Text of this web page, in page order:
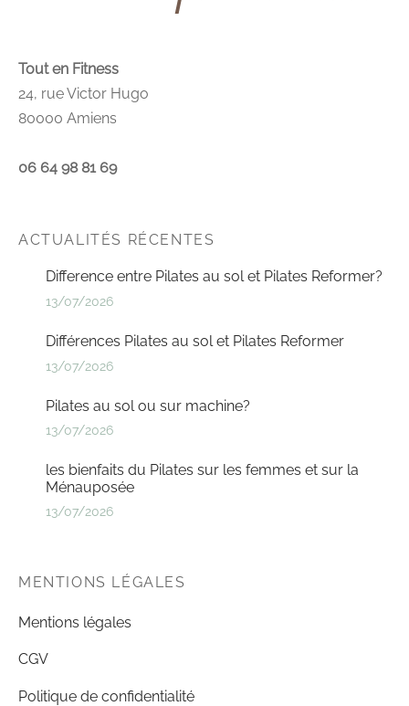
Tout en Fitness
24, rue Victor Hugo
80000 Amiens
06 64 98 81 69
ACTUALITÉS RÉCENTES
Difference entre Pilates au sol et Pilates Reformer?
13/07/2026
Différences Pilates au sol et Pilates Reformer
13/07/2026
Pilates au sol ou sur machine?
13/07/2026
les bienfaits du Pilates sur les femmes et sur la
Ménauposée
13/07/2026
MENTIONS LÉGALES
Mentions légales
CGV
Politique de confidentialité